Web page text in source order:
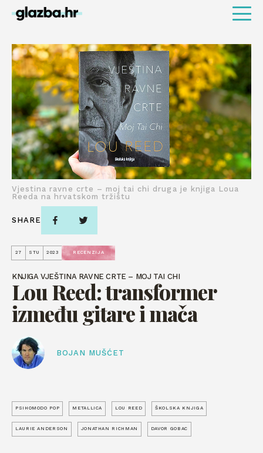
27 STU 2023 RECENZIJA
KNJIGA VJEŠTINA RAVNE CRTE – MOJ TAI CHI
Lou Reed: transformer
između gitare i mača
BOJAN MUŠĆET
Vjestina ravne crte – moj tai chi druga je knjiga Loua
Reeda na hrvatskom tržištu
SHARE
PSIHOMODO POP METALLICA LOU REED ŠKOLSKA KNJIGA
LAURIE ANDERSON JONATHAN RICHMAN DAVOR GOBAC